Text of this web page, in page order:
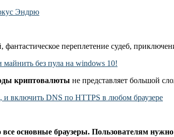
Эндрю
фантастическое переплетение судеб,
без пула на windows 10!
криптовалюты не представляет большой
и включить DNS по HTTPS в любом браузере
основные браузеры. Пользователям